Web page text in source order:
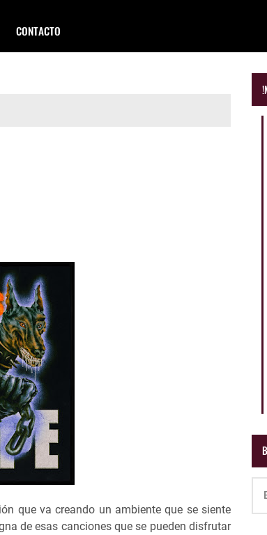
CONTACTO
que va creando un ambiente que se siente
de esas canciones que se pueden disfrutar